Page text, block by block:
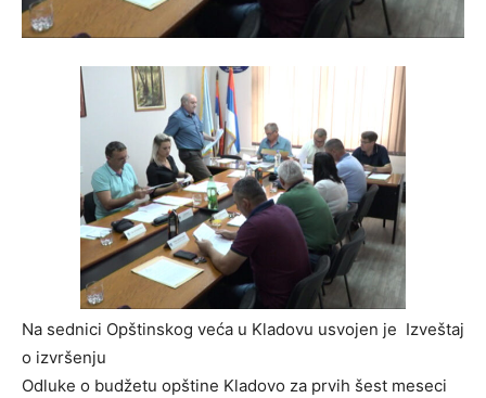
Na sednici Opštinskog veća u Kladovu usvojen je Izveštaj
o izvršenju
Odluke o budžetu opštine Kladovo za prvih šest meseci